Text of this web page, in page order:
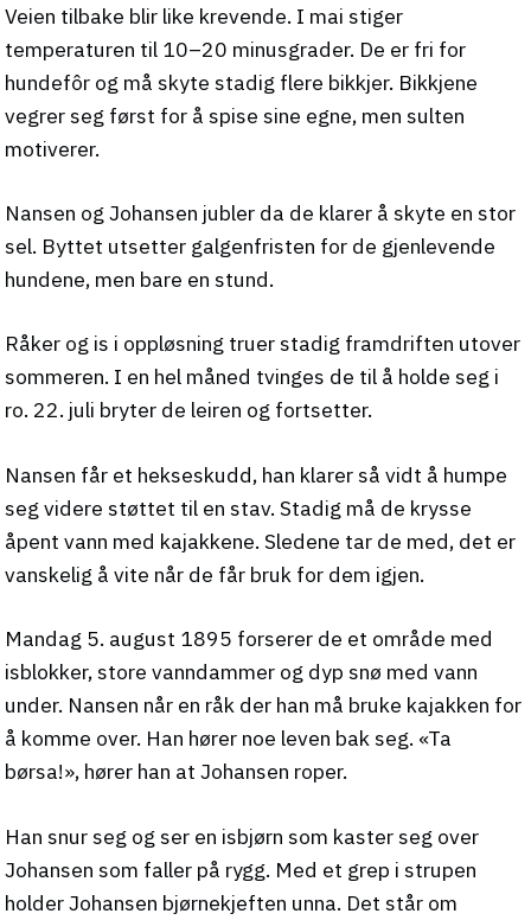
Veien tilbake blir like krevende. I mai stiger
temperaturen til 10–20 minusgrader. De er fri for
hundefôr og må skyte stadig flere bikkjer. Bikkjene
vegrer seg først for å spise sine egne, men sulten
motiverer.
Nansen og Johansen jubler da de klarer å skyte en stor
sel. Byttet utsetter galgenfristen for de gjenlevende
hundene, men bare en stund.
Råker og is i oppløsning truer stadig framdriften utover
sommeren. I en hel måned tvinges de til å holde seg i
ro. 22. juli bryter de leiren og fortsetter.
Nansen får et hekseskudd, han klarer så vidt å humpe
seg videre støttet til en stav. Stadig må de krysse
åpent vann med kajakkene. Sledene tar de med, det er
vanskelig å vite når de får bruk for dem igjen.
Mandag 5. august 1895 forserer de et område med
isblokker, store vanndammer og dyp snø med vann
under. Nansen når en råk der han må bruke kajakken for
å komme over. Han hører noe leven bak seg. «Ta
børsa!», hører han at Johansen roper.
Han snur seg og ser en isbjørn som kaster seg over
Johansen som faller på rygg. Med et grep i strupen
holder Johansen bjørnekjeften unna. Det står om